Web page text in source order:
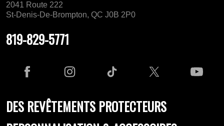
2041 Route 222
St-Denis-De-Brompton, QC J0B 2P0
819-829-5771
DES REVÊTEMENTS PROTECTEURS